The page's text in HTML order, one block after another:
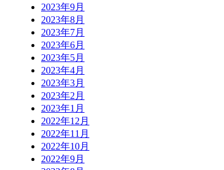
2023年9月
2023年8月
2023年7月
2023年6月
2023年5月
2023年4月
2023年3月
2023年2月
2023年1月
2022年12月
2022年11月
2022年10月
2022年9月